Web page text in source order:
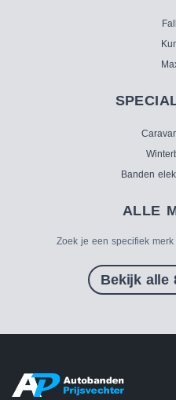
Banden
ALLE
Zoek je een specifiek
Bekijk alle